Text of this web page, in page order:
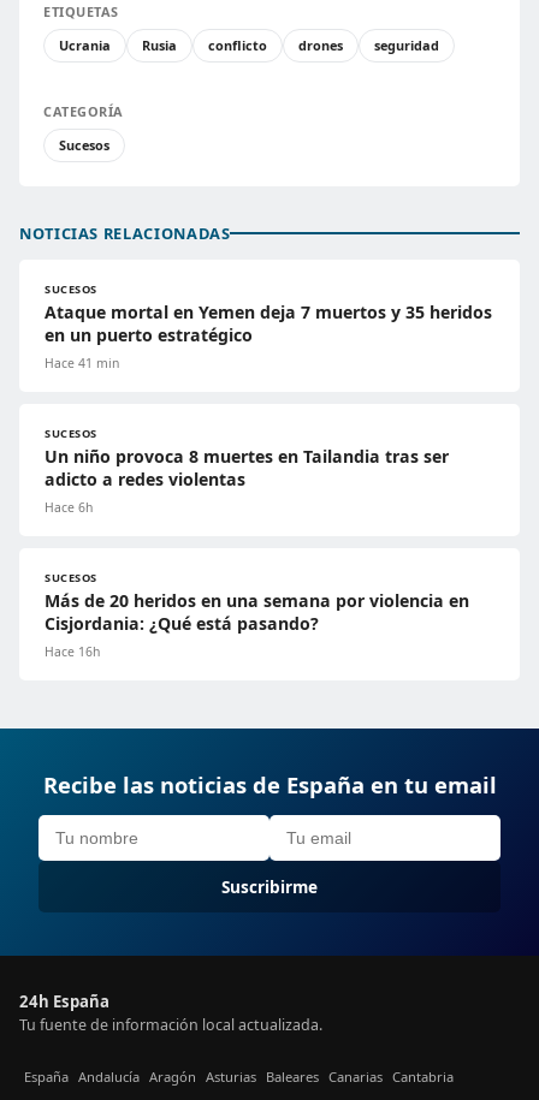
ETIQUETAS
Ucrania
Rusia conflicto drones seguridad
CATEGORÍA
Sucesos
NOTICIAS RELACIONADAS
SUCESOS
Ataque mortal en Yemen deja 7 muertos y 35 heridos
en un puerto estratégico
Hace 41 min
SUCESOS
Un niño provoca 8 muertes en Tailandia tras ser
adicto a redes violentas
Hace 6h
SUCESOS
Más de 20 heridos en una semana por violencia en
Cisjordania: ¿Qué está pasando?
Hace 16h
Recibe las noticias de España en tu email
Suscribirme
24h España
Tu fuente de información local actualizada.
España Andalucía Aragón Asturias Baleares Canarias Cantabria